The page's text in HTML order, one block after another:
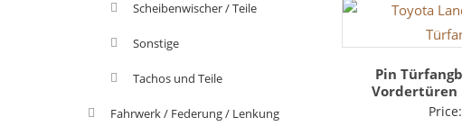
Pin
Vordertüren
Price:
Scheibenwischer / Teile
Sonstige
Tachos und Teile
Fahrwerk / Federung / Lenkung